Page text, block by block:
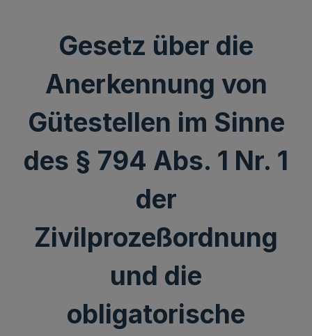
Gesetz über die
Anerkennung von
Gütestellen im Sinne
des § 794 Abs. 1 Nr. 1
der
Zivilprozeßordnung
und die
obligatorische